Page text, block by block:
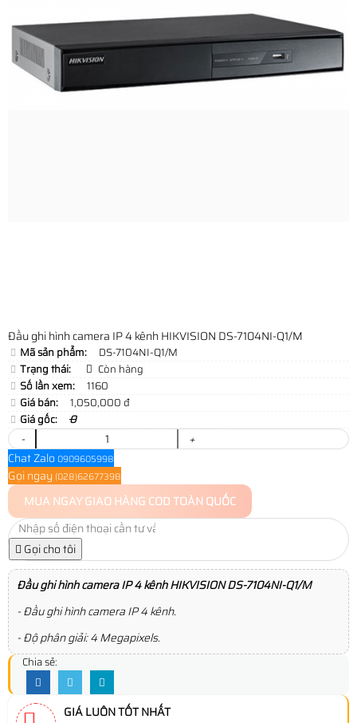
Đầu ghi hình camera IP 4 kênh HIKVISION DS-7104NI-Q1/M
Mã sản phẩm:
DS-7104NI-Q1/M
Trạng thái:
Còn hàng
Số lần xem:
1160
Giá bán:
1,050,000 đ
Giá gốc:
0
-
+
Chat Zalo 0909605998
Gọi ngay (028)62677398
MUA NGAYGIAO HÀNG COD TOÀN QUỐC
Gọi cho tôi
Đầu ghi hình camera IP 4 kênh HIKVISION DS-7104NI-Q1/M
- Đầu ghi hình camera IP 4 kênh.
- Độ phân giải: 4 Megapixels.
Chia sẻ:
GIÁ LUÔN TỐT NHẤT